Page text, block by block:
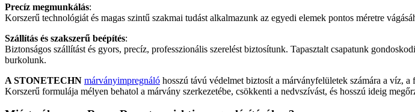
Precíz megmunkálás:
Korszerű technológiát és magas szintű szakmai tudást alkalmazunk az egyedi elemek pontos méretre
Szállítás és szakszerű beépítés:
Biztonságos szállítást és gyors, precíz, professzionális szerelést biztosítunk. Tapasztalt csapatunk
burkolunk.
A STONETECHN márványimpregnáló hosszú távú védelmet biztosít a márványfelületek számára a víz,
Korszerű formulája mélyen behatol a márvány szerkezetébe, csökkenti a nedvszívást, és hosszú ideig